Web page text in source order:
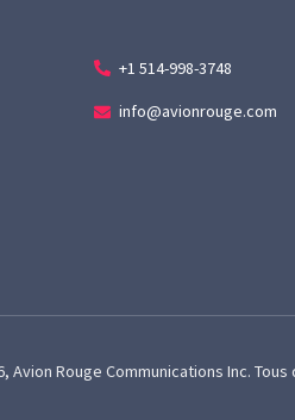
+1 514-998-3748
info@avionrouge.com
Avion Rouge Communications Inc.